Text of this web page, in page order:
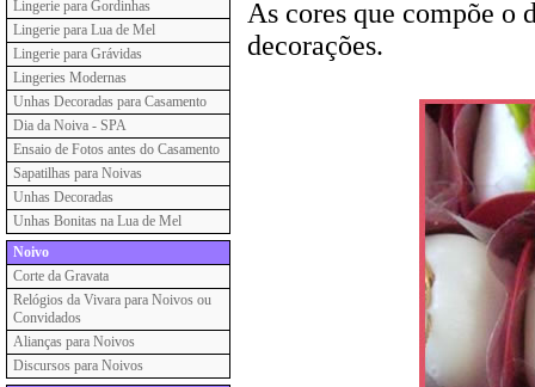
Lingerie para Gordinhas
Lingerie para Lua de Mel
Lingerie para Grávidas
Lingeries Modernas
Unhas Decoradas para Casamento
Dia da Noiva - SPA
Ensaio de Fotos antes do Casamento
Sapatilhas para Noivas
Unhas Decoradas
Unhas Bonitas na Lua de Mel
Noivo
Corte da Gravata
Relógios da Vivara para Noivos ou
Convidados
Alianças para Noivos
Discursos para Noivos
As cores que compõe o
decorações.